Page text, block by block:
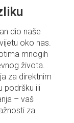
dio naše
oko nas.
mnogih
života.
za direktnim
podršku ili
– vaš
za